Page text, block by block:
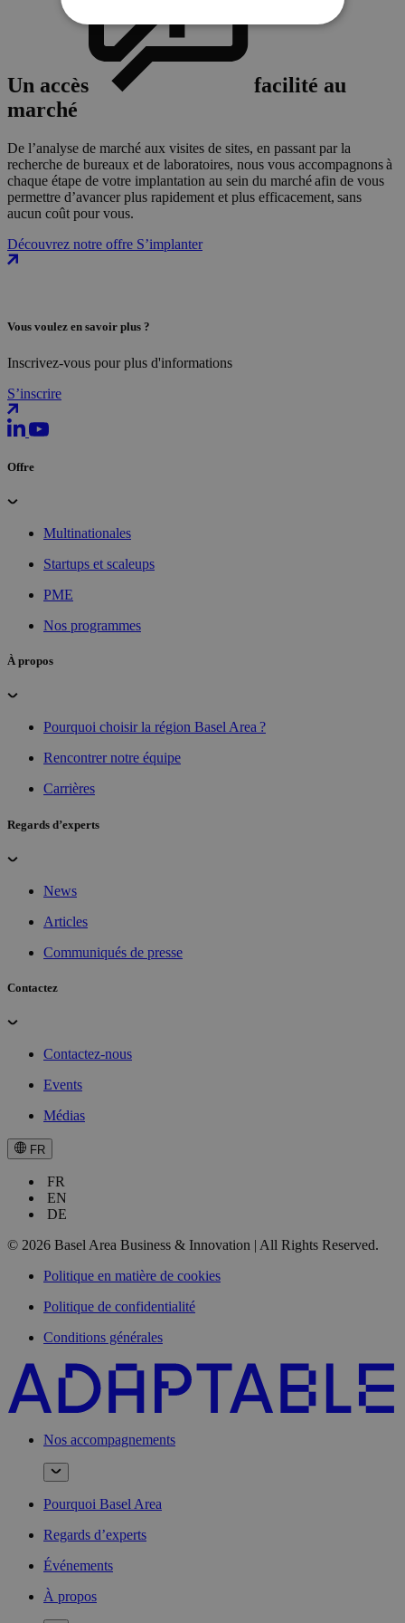
Un accès
facilité au
marché
De l’analyse de marché aux visites de sites, en passant par la
recherche de bureaux et de laboratoires, nous vous accompagnons à
chaque étape de votre implantation au sein du marché afin de vous
permettre d’avancer plus rapidement et plus efficacement, sans
aucun coût pour vous.
Découvrez notre offre S’implanter
Vous voulez en savoir plus ?
Inscrivez-vous pour plus d'informations
S’inscrire
Offre
Multinationales
Startups et scaleups
PME
Nos programmes
À propos
Pourquoi choisir la région Basel Area ?
Rencontrer notre équipe
Carrières
Regards d’experts
News
Articles
Communiqués de presse
Contactez
Contactez-nous
Events
Médias
FR
FR
EN
DE
© 2026 Basel Area Business & Innovation | All Rights Reserved.
Politique en matière de cookies
Politique de confidentialité
Conditions générales
Nos accompagnements
Pourquoi Basel Area
Regards d’experts
Événements
À propos